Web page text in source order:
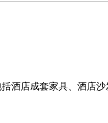
酒店成套家具、酒店沙